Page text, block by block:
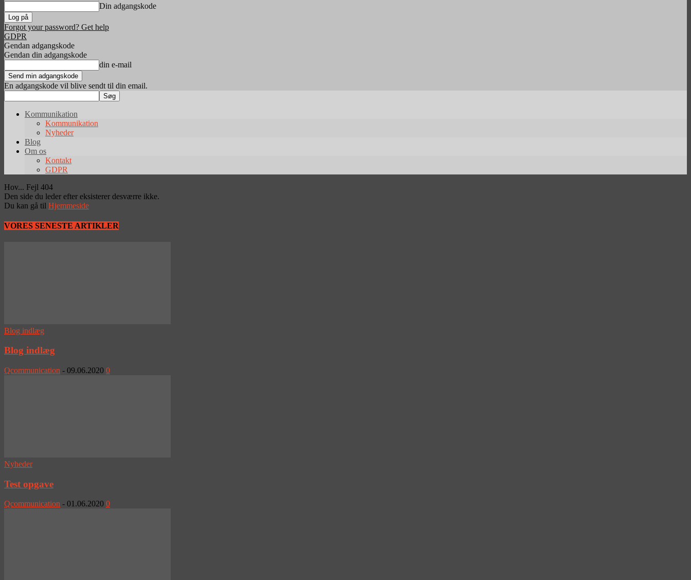
Din adgangskode
Forgot your password? Get help
GDPR
Gendan adgangskode
Gendan din adgangskode
din e-mail
En adgangskode vil blive sendt til din email.
Kommunikation
Kommunikation
Nyheder
Blog
Om os
Kontakt
GDPR
Hov... Fejl 404
Den side du leder efter eksisterer desværre ikke.
Du kan gå til Hjemmeside
VORES SENESTE ARTIKLER
Blog indlæg
Blog indlæg
Qcommunication - 09.06.2020 0
Nyheder
Test opgave
Qcommunication - 01.06.2020 0